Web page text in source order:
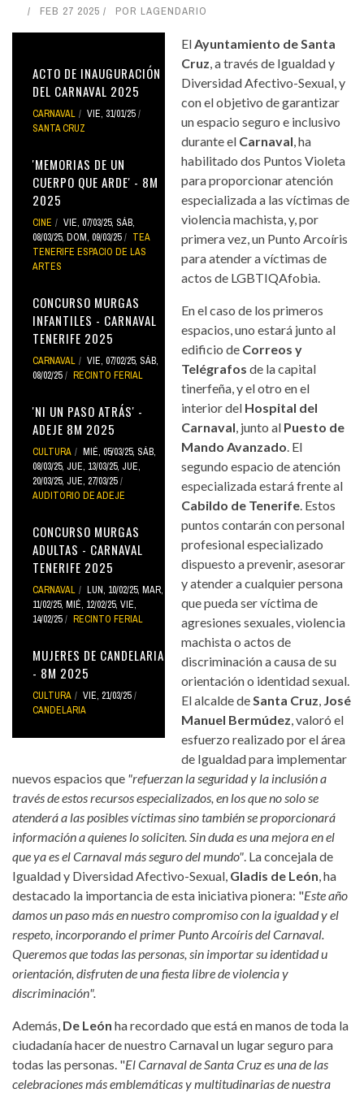
FEB 27 2025 POR LAGENDARIO
ACTO DE INAUGURACIÓN
DEL CARNAVAL 2025
CARNAVAL
VIE, 31/01/25
SANTA CRUZ
'MEMORIAS DE UN
CUERPO QUE ARDE' - 8M
2025
CINE VIE, 07/03/25, SÁB,
08/03/25, DOM, 09/03/25
TEA
TENERIFE ESPACIO DE LAS
ARTES
CONCURSO MURGAS
INFANTILES - CARNAVAL
TENERIFE 2025
CARNAVAL VIE, 07/02/25, SÁB,
08/02/25
RECINTO FERIAL
'NI UN PASO ATRÁS' -
ADEJE 8M 2025
CULTURA MIÉ, 05/03/25, SÁB,
08/03/25, JUE, 13/03/25, JUE,
20/03/25, JUE, 27/03/25
AUDITORIO DE ADEJE
CONCURSO MURGAS
ADULTAS - CARNAVAL
TENERIFE 2025
CARNAVAL LUN, 10/02/25, MAR,
11/02/25, MIÉ, 12/02/25, VIE,
14/02/25
RECINTO FERIAL
MUJERES DE CANDELARIA
- 8M 2025
CULTURA
VIE, 21/03/25
CANDELARIA
ElAyuntamiento de Santa
Cruz, a través de Igualdad y
Diversidad Afectivo-Sexual, y
con el objetivo de garantizar
un espacio seguro e inclusivo
durante el Carnaval, ha
habilitado dos Puntos Violeta
para proporcionar atención
especializada a las víctimas de
violencia machista, y, por
primera vez, un Punto Arcoíris
para atender a víctimas de
actos de LGBTIQAfobia.
En el caso de los primeros
espacios, uno estará junto al
edificio de Correos y
Telégrafos de la capital
tinerfeña, y el otro en el
interior del Hospital del
Carnaval, junto al Puesto de
Mando Avanzado. El
segundo espacio de atención
especializada estará frente al
Cabildo de Tenerife. Estos
puntos contarán con personal
profesional especializado
dispuesto a prevenir, asesorar
y atender a cualquier persona
que pueda ser víctima de
agresiones sexuales, violencia
machista o actos de
discriminación a causa de su
orientación o identidad sexual.
El alcalde deSanta Cruz, José
Manuel Bermúdez, valoró el
esfuerzo realizado por el área
de Igualdad para implementar
nuevos espacios que "refuerzan la seguridad y la inclusión a
través de estos recursos especializados, en los que no solo se
atenderá a las posibles víctimas sino también se proporcionará
información a quienes lo soliciten. Sin duda es una mejora en el
que ya es el Carnaval más seguro del mundo". La concejala de
Igualdad y Diversidad Afectivo-Sexual, Gladis de León, ha
destacado la importancia de esta iniciativa pionera: "Este año
damos un paso más en nuestro compromiso con la igualdad y el
respeto, incorporando el primer Punto Arcoíris del Carnaval.
Queremos que todas las personas, sin importar su identidad u
orientación, disfruten de una fiesta libre de violencia y
discriminación".
Además, De León ha recordado que está en manos de toda la
ciudadanía hacer de nuestro Carnaval un lugar seguro para
todas las personas. "El Carnaval de Santa Cruz es una de las
celebraciones más emblemáticas y multitudinarias de nuestra